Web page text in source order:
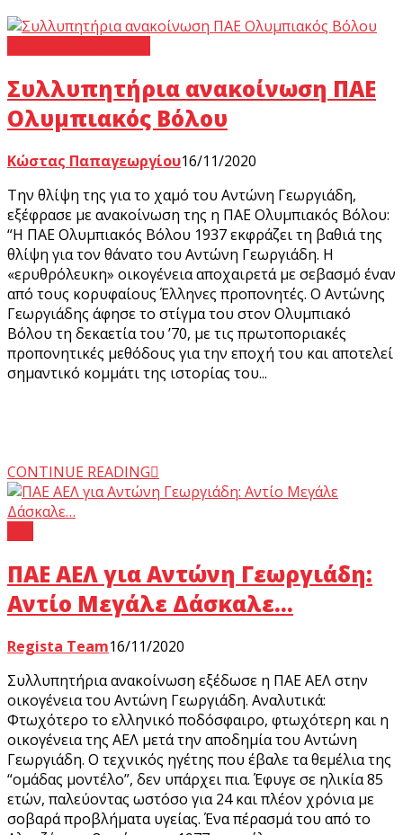
Συλλυπητήρια ανακοίνωση ΠΑΕ
Ολυμπιακός Βόλου
Κώστας Παπαγεωργίου16/11/2020
Την θλίψη της για το χαμό του Αντώνη Γεωργιάδη,
εξέφρασε με ανακοίνωση της η ΠΑΕ Ολυμπιακός Βόλου:
“Η ΠΑΕ Ολυμπιακός Βόλου 1937 εκφράζει τη βαθιά της
θλίψη για τον θάνατο του Αντώνη Γεωργιάδη. Η
«ερυθρόλευκη» οικογένεια αποχαιρετά με σεβασμό έναν
από τους κορυφαίους Έλληνες προπονητές. Ο Αντώνης
Γεωργιάδης άφησε το στίγμα του στον Ολυμπιακό
Βόλου τη δεκαετία του ’70, με τις πρωτοποριακές
προπονητικές μεθόδους για την εποχή του και αποτελεί
σημαντικό κομμάτι της ιστορίας του...
CONTINUE READING
ΠΑΕ ΑΕΛ για Αντώνη Γεωργιάδη:
Αντίο Μεγάλε Δάσκαλε…
Regista Team16/11/2020
Συλλυπητήρια ανακοίνωση εξέδωσε η ΠΑΕ ΑΕΛ στην
οικογένεια του Αντώνη Γεωργιάδη. Αναλυτικά:
Φτωχότερο το ελληνικό ποδόσφαιρο, φτωχότερη και η
οικογένεια της ΑΕΛ μετά την αποδημία του Αντώνη
Γεωργιάδη. Ο τεχνικός ηγέτης που έβαλε τα θεμέλια της
“ομάδας μοντέλο”, δεν υπάρχει πια. Έφυγε σε ηλικία 85
ετών, παλεύοντας ωστόσο για 24 και πλέον χρόνια με
σοβαρά προβλήματα υγείας. Ένα πέρασμά του από το